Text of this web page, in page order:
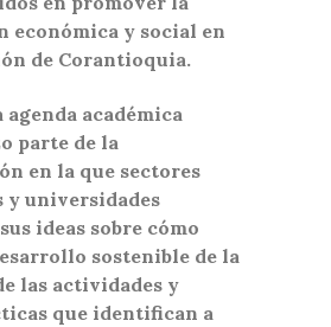
económica y social en
de Corantioquia.
académica
parte de la
en la que sectores
y universidades
ideas sobre cómo
sostenible de la
las actividades y
que identifican a